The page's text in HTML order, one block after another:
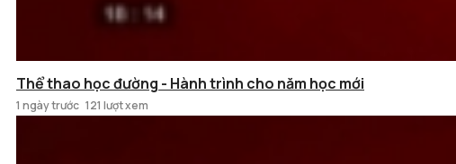
Thể thao học đường - Hành trình cho năm học mới
1 ngày trước 121 lượt xem